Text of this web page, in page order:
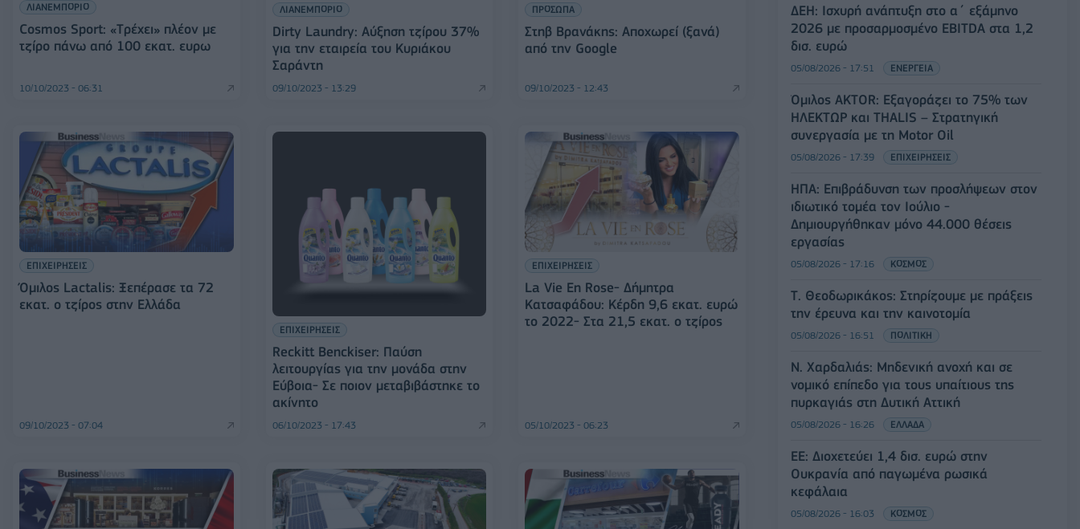
ΛΙΑΝΕΜΠΟΡΙΟ
Cosmos Sport: «Tρέχει» πλέον με
τζίρο πάνω από 100 εκατ. ευρω
10/10/2023 - 06:31
ΛΙΑΝΕΜΠΟΡΙΟ
Dirty Laundry: Αύξηση τζίρου 37%
για την εταιρεία του Κυριάκου
Σαράντη
09/10/2023 - 13:29
ΠΡΟΣΩΠΑ
Στηβ Βρανάκης: Aποχωρεί (ξανά)
από την Google
09/10/2023 - 12:43
ΕΠΙΧΕΙΡΗΣΕΙΣ
Όμιλος Lactalis: Ξεπέρασε τα 72
εκατ. ο τζίρος στην Ελλάδα
09/10/2023 - 07:04
ΕΠΙΧΕΙΡΗΣΕΙΣ
Reckitt Benckiser: Παύση
λειτουργίας για την μονάδα στην
Εύβοια- Σε ποιον μεταβιβάστηκε το
ακίνητο
06/10/2023 - 17:43
ΕΠΙΧΕΙΡΗΣΕΙΣ
La Vie En Rose- Δήμητρα
Κατσαφάδου: Κέρδη 9,6 εκατ. ευρώ
το 2022- Στα 21,5 εκατ. ο τζίρος
05/10/2023 - 06:23
ΔΕΗ: Ισχυρή ανάπτυξη στο α΄ εξάμηνο
2026 με προσαρμοσμένο EBITDA στα 1,2
δισ. ευρώ
05/08/2026 - 17:51 ΕΝΕΡΓΕΙΑ
Όμιλος AKTOR: Εξαγοράζει το 75% των
ΗΛΕΚΤΩΡ και THALIS – Στρατηγική
συνεργασία με τη Motor Oil
05/08/2026 - 17:39 ΕΠΙΧΕΙΡΗΣΕΙΣ
ΗΠΑ: Επιβράδυνση των προσλήψεων στον
ιδιωτικό τομέα τον Ιούλιο -
Δημιουργήθηκαν μόνο 44.000 θέσεις
εργασίας
05/08/2026 - 17:16 ΚΟΣΜΟΣ
Τ. Θεοδωρικάκος: Στηρίζουμε με πράξεις
την έρευνα και την καινοτομία
05/08/2026 - 16:51 ΠΟΛΙΤΙΚΗ
Ν. Χαρδαλιάς: Μηδενική ανοχή και σε
νομικό επίπεδο για τους υπαίτιους της
πυρκαγιάς στη Δυτική Αττική
05/08/2026 - 16:26 ΕΛΛΑΔΑ
ΕΕ: Διοχετεύει 1,4 δισ. ευρώ στην
Ουκρανία από παγωμένα ρωσικά
κεφάλαια
05/08/2026 - 16:03 ΚΟΣΜΟΣ